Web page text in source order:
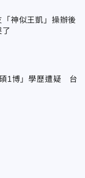
神似王凱」操辦後
1博」學歷遭疑 台